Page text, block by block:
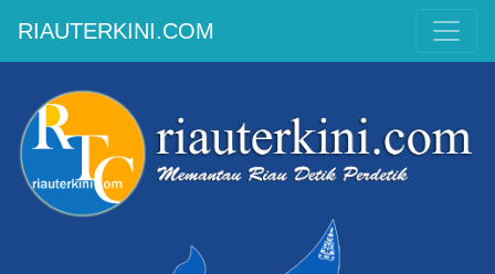
RIAUTERKINI.COM